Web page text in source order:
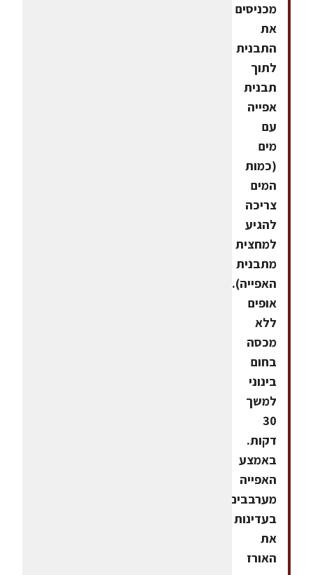
מכניסים
את
התבנית
לתוך
תבנית
אפייה
עם
מים
(כמות
המים
צריכה
להגיע
למחצית
מתבנית
האפייה).
אופים
ללא
מכסה
בחום
בינוני
למשך
30
דקות.
באמצע
האפייה
מערבבים
בעדינות
את
האורז